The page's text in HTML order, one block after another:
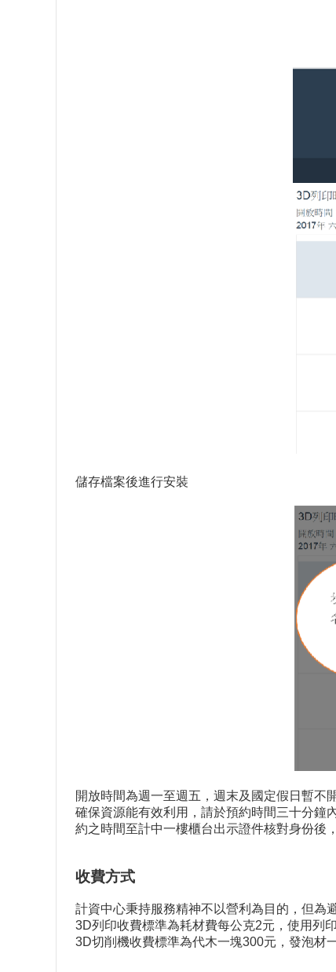
儲存檔案後進行安裝
開放時間為週一至週五，週末及國定假日暫不
確保資源能有效利用，請於預約時間三十分鐘
約之時間至計中一樓櫃台出示證件核對身份後
收費方式
計資中心秉持服務精神不以營利為目的，但為
3D列印收費標準為耗材費每公克2元，使用列
3D切削機收費標準為代木一塊300元，發泡材